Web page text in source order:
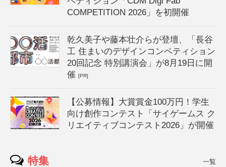
COMPETITION 2026」を初開催
乾久美子や藤本壮介らが登壇、「長谷
工 住まいのデザインコンペティション
20回記念 特別講演会」が8月19日に開
催[PR]
【公募情報】大賞賞金100万円！学生
向け創作コンテスト「サイゲームス ク
リエイティブコンテスト2026」が開催
特集 一覧